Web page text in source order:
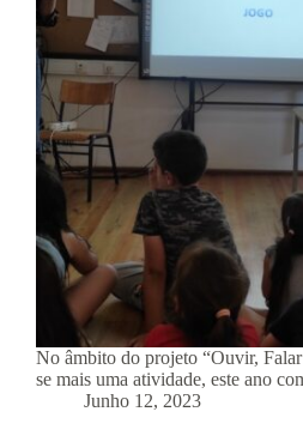
No âmbito do projeto “Ouvir,
se mais uma atividade, este ano
Junho 12, 2023